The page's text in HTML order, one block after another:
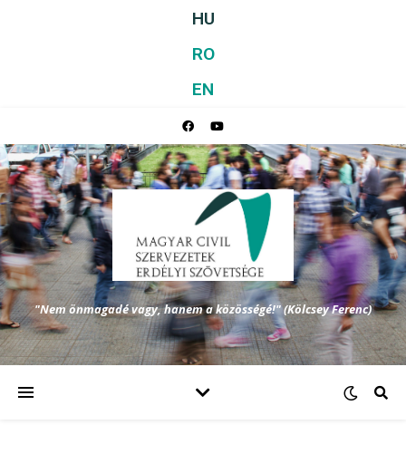
HU
RO
EN
"Nem önmagadé vagy, hanem a közösségé!" (Kölcsey Ferenc)